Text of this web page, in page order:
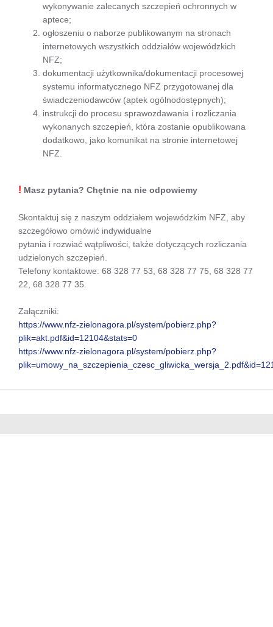
wykonywanie zalecanych szczepień ochronnych w
aptece;
ogłoszeniu o naborze publikowanym na stronach
internetowych wszystkich oddziałów wojewódzkich
NFZ;
dokumentacji użytkownika/dokumentacji procesowej
systemu informatycznego NFZ przygotowanej dla
świadczeniodawców (aptek ogólnodostępnych);
instrukcji do procesu sprawozdawania i rozliczania
wykonanych szczepień, która zostanie opublikowana
dodatkowo, jako komunikat na stronie internetowej
NFZ.
! Masz pytania? Chętnie na nie odpowiemy
Skontaktuj się z naszym oddziałem wojewódzkim NFZ, aby
szczegółowo omówić indywidualne
pytania i rozwiać wątpliwości, także dotyczących rozliczania
udzielonych szczepień.
Telefony kontaktowe: 68 328 77 53, 68 328 77 75, 68 328 77
22, 68 328 77 35.
Załączniki:
https://www.nfz-zielonagora.pl/system/pobierz.php?
plik=akt.pdf&id=12104&stats=0
https://www.nfz-zielonagora.pl/system/pobierz.php?